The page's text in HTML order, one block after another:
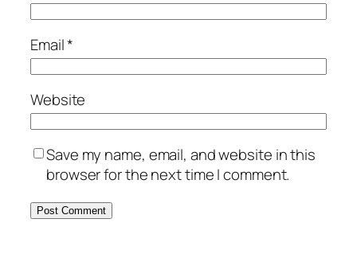
Email*
Website
Save my name, email, and website in this
browser for the next time I comment.